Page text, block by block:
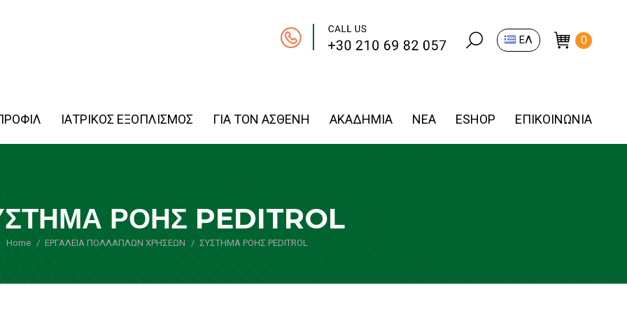
Search: ΕΛ 0
ΙΑΤΡΙΚΟΣ ΕΞΟΠΛΙΣΜΟΣ ΓΙΑ ΤΟΝ ΑΣΘΕΝΗ ΑΚΑΔΗΜΙΑ ΝΕΑ ESHOP ΕΠΙΚΟΙΝΩΝΙΑ
ΡΟΗΣ PEDITROL
You are here:
Home ΕΡΓΑΛΕΙΑ ΠΟΛΛΑΠΛΩΝ ΧΡΗΣΕΩΝ ΣΥΣΤΗΜΑ ΡΟΗΣ PEDITROL